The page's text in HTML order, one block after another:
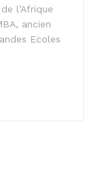
l’Afrique
ancien
Ecoles